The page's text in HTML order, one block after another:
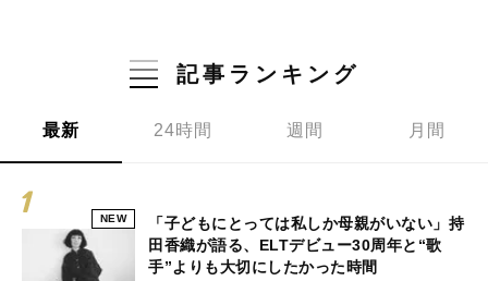
記事ランキング
最新 24時間 週間 月間
NEW
「子どもにとっては私しか母親がいない」持
田香織が語る、ELTデビュー30周年と“歌
手”よりも大切にしたかった時間